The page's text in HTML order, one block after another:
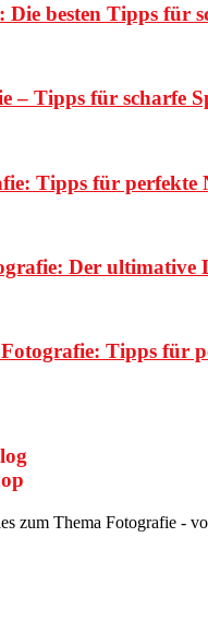
besten Tipps für
– Tipps für scharfe
Tipps für perfekte
Der ultimative
Tipps für
zum Thema Fotografie -